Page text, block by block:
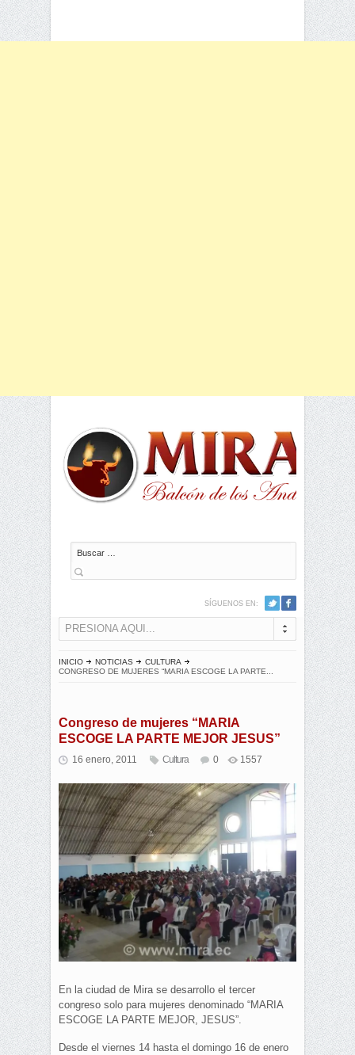
Buscar
SÍGUENOS EN:
PRESIONA AQUI...
INICIO NOTICIAS
CULTURA
CONGRESO DE MUJERES “MARIA ESCOGE LA PARTE...
Congreso de mujeres “MARIA
ESCOGE LA PARTE MEJOR JESUS”
16 enero, 2011 Cultura 0 1557
En la ciudad de Mira se desarrollo el tercer
congreso solo para mujeres denominado “MARIA
ESCOGE LA PARTE MEJOR, JESUS”.
Desde el viernes 14 hasta el domingo 16 de enero